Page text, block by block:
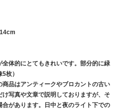
体的にとてもきれいです。部分的に緑
枚）
品はアンティークやブロカントの古い
写真や文章で説明しておりますが、そ
があります。日中と夜のライト下での